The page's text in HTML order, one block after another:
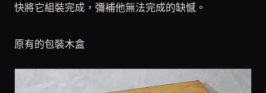
快將它組裝完成，彌補他無法完成的缺憾。
原有的包裝木盒